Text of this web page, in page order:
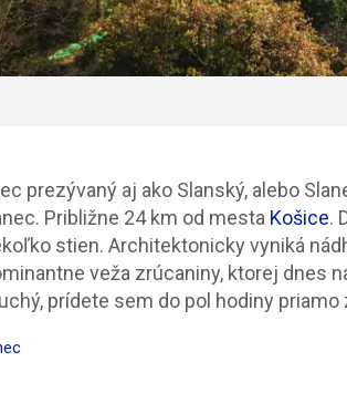
prezývaný aj ako Slanský, alebo
Približne 24 km od mesta Košice.
stien. Architektonicky vyniká
veža zrúcaniny, ktorej dnes
prídete sem do pol hodiny priamo